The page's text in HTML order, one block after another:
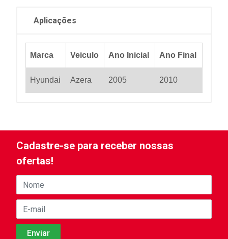
Aplicações
Marca Veiculo Ano Inicial Ano Final
Hyundai Azera 2005 2010
Cadastre-se para receber nossas
ofertas!